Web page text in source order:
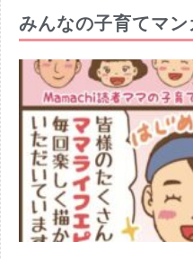
みんなの子育てマ